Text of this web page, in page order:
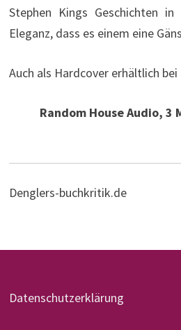
Stephen Kings Geschichten
Eleganz, dass es einem eine
Auch als Hardcover erhältlich bei
Random House Audio, 3
Denglers-buchkritik.de
Datenschutzerklärung